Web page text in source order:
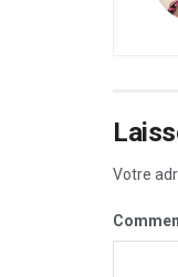
Votre